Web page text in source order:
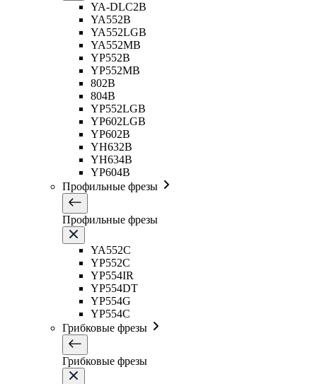
YA-DLC2B
YA552B
YA552LGB
YA552MB
YP552B
YP552MB
802B
804B
YP552LGB
YP602LGB
YP602B
YH632B
YH634B
YP604B
Профильные фрезы
Профильные фрезы
YA552C
YP552C
YP554IR
YP554DT
YP554G
YP554C
Грибковые фрезы
Грибковые фрезы